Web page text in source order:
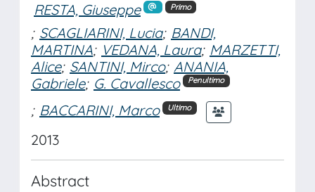
RESTA, Giuseppe Primo
; SCAGLIARINI, Lucia; BANDI,
MARTINA; VEDANA, Laura; MARZETTI,
Alice; SANTINI, Mirco; ANANIA,
Gabriele; G. Cavallesco Penultimo
; BACCARINI, Marco Ultimo
2013
Abstract